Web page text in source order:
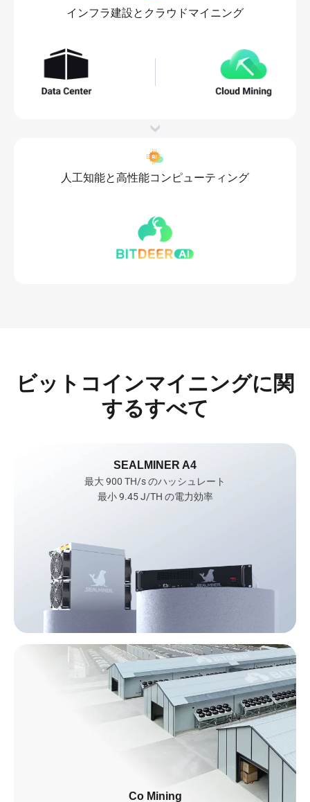
インフラ建設とクラウドマイニング
人工知能と高性能コンピューティング
ビットコインマイニングに関
するすべて
SEALMINER A4
最大 900 TH/s のハッシュレート
最小 9.45 J/TH の電力効率
Co Mining
AIインフラストラクチャー
2023年以降、私たちは東南アジアにまたがるグローバルAIイン
フラを構築しており、2026年までに米国とノルウェーへ積極的
に拡大する予定です。GB200 NVL72、B200、さらに今後の